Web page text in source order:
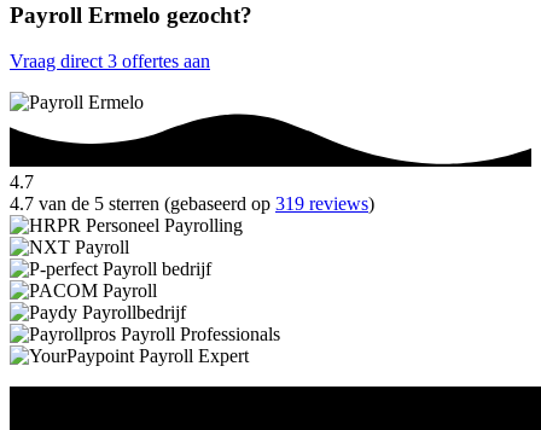
Payroll Ermelo gezocht?
Vraag direct 3 offertes aan
4.7
4.7 van de 5 sterren (gebaseerd op 319 reviews)